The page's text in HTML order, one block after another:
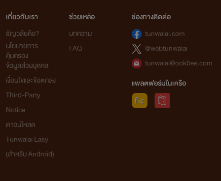
เกี่ยวกับเรา
ธัญวลัยคือ?
นโยบายการ
คุ้มครอง
ข้อมูลส่วนบุคคล
เงื่อนไขและข้อตกลง
Third-Party
Notice
ดาวน์โหลด
Tunwalai Easy
(สำหรับ Android)
ช่วยเหลือ
บทความ
FAQ
ช่องทางติดต่อ
tunwalai.com
@webtunwalai
tunwalai@ookbee.com
แพลตฟอร์มในเครือ